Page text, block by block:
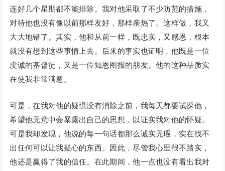
连好几个星期都不能排除。我对他采取了不少防范的措施，
对待他也没有像以前那样友好，那样亲热了。这样做，我又
大大地错了。其实，他和从前一样，既忠实，又感恩，根本
就没有想到这些事情上去。后来的事实也证明，他既是一位
虔诚的基督徒，又是一位知恩图报的朋友。他的这种品质实
在使我非常满意。
可是，在我对他的疑惧没有消除之前，我每天都要试探他，
希望他无意中会暴露出自己的思想，以证实我对他的怀疑。
可是我却发现，他说的每一句话都那么诚实无瑕，实在找不
出任何可以让我疑心的东西。因此，尽管我心里很不踏实，
他还是赢得了我的信任。在此期间，他一点也没有看出我对